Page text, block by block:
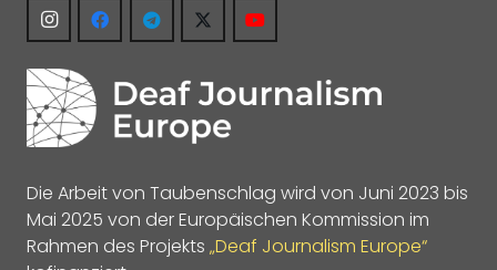
Die Arbeit von Taubenschlag wird von Juni 2023 bis
Mai 2025 von der Europäischen Kommission im
Rahmen des Projekts „Deaf Journalism Europe“